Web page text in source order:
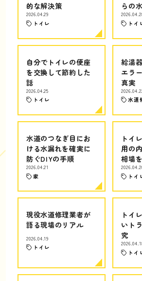
的な解決策
2026.04.29
トイレ
らの
トイ
自分でトイレの便座
を交換して節約した
話
2026.04.25
トイレ
給湯
エラ
真実
水道
水道のつなぎ目にお
ける水漏れを確実に
防ぐDIYの手順
2026.04.21
家
トイ
用の
相場
トイ
現役水道修理業者が
語る現場のリアル
2026.04.19
トイレ
トイ
いト
究
トイ